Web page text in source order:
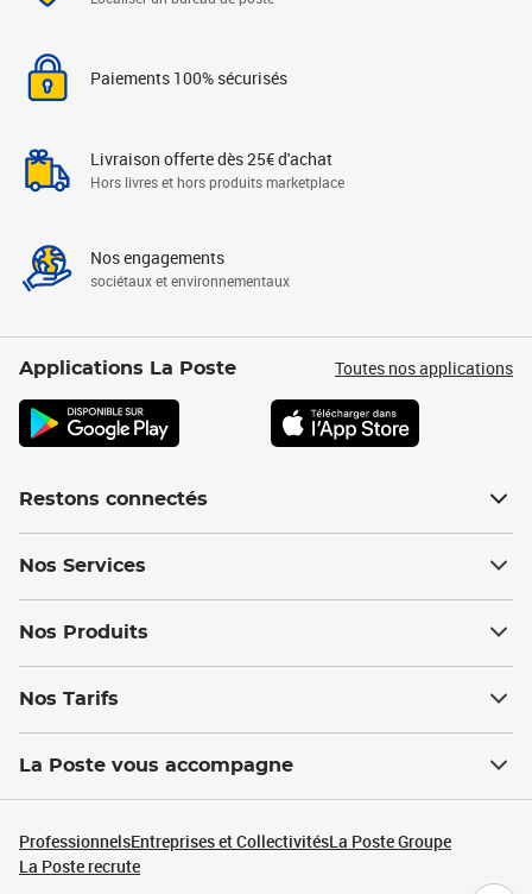
Paiements 100% sécurisés
Livraison offerte dès 25€ d'achat
Hors livres et hors produits marketplace
Nos engagements
sociétaux et environnementaux
Applications La Poste Toutes nos applications
Restons connectés
Nos Services
Nos Produits
Nos Tarifs
La Poste vous accompagne
ProfessionnelsEntreprises et CollectivitésLa Poste Groupe
La Poste recrute